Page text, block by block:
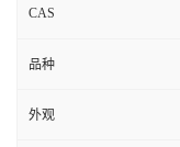
CAS
品种
外观